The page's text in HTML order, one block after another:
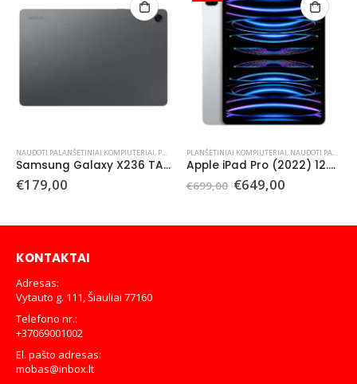
NAUDOTI PALANŠETINIAI KOMPIUTERIAI, PLANŠETINIAI KOMPIUTERIAI
Samsung Galaxy X236 TAB A11 Plus 128 GB Wi-Fi (naudotas)
€179,00
PLANŠETINIAI KOMPIUTERIAI, NAUDOTI PALANŠETINIAI KOMPIUTERIAI
Apple iPad Pro (2022) 12.9″ 6th Gen A2436 256 GB WiFi (Naudotas)
€699,00 Original
€699,00.
€649,00Current
€649,00.
KONTAKTAI
Adresas:
Vytauto g. 111, Šiauliai 77160
Telefono nr.:
+37069001002
El. pašto adresas:
mobas@inbox.lt